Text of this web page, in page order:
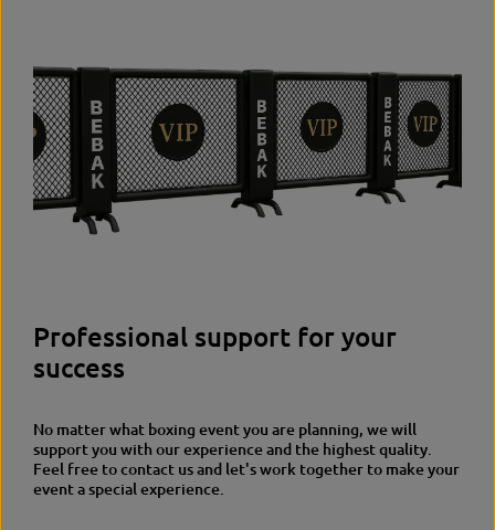
Professional support for your
success
No matter what boxing event you are planning, we will
support you with our experience and the highest quality.
Feel free to contact us and let's work together to make your
event a special experience.